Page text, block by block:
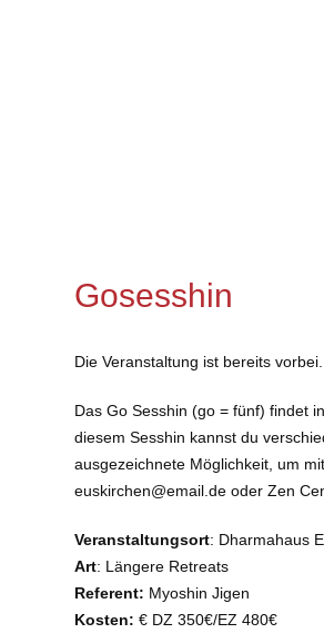
Gosesshin
Die Veranstaltung ist bereits vorbei.
Das Go Sesshin (go = fünf) findet
diesem Sesshin kannst du
ausgezeichnete Möglichkeit, um
euskirchen@email.de oder Zen
Veranstaltungsort: Dharmahaus
Art: Längere Retreats
Referent: Myoshin Jigen
Kosten: € DZ 350€/EZ 480€